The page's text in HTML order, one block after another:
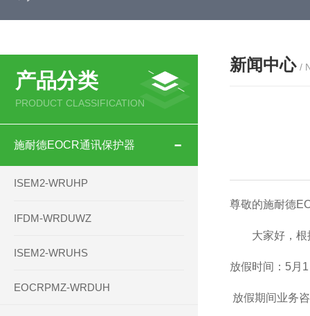
产品分类
PRODUCT CLASSIFICATION
施耐德EOCR通讯保护器
ISEM2-WRUHP
IFDM-WRDUWZ
ISEM2-WRUHS
EOCRPMZ-WRDUH
新闻中心 /
尊敬的施耐德
大家好， 根
放假时间 ：5月
放假期间业务